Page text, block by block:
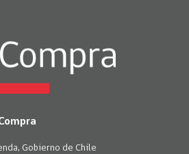
Gobierno de Chile